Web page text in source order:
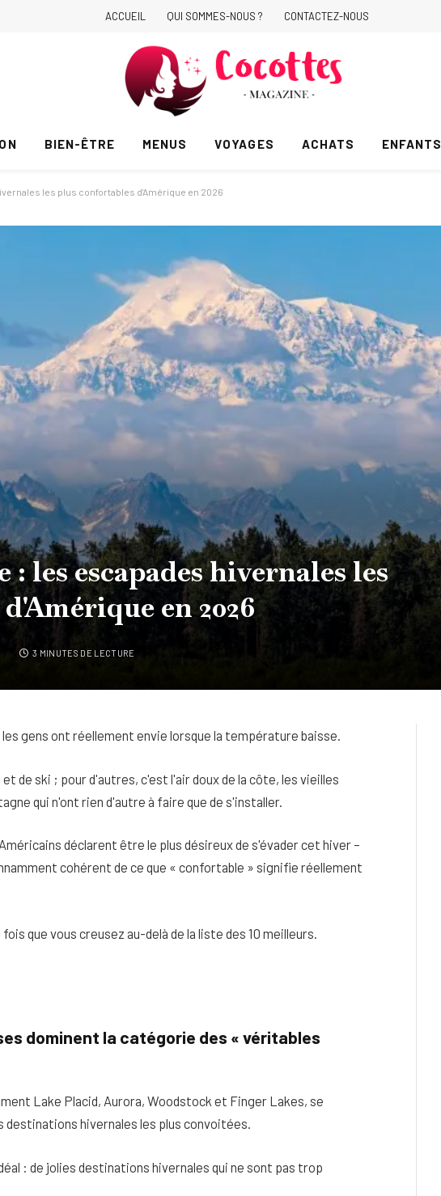
ACCUEIL QUI SOMMES-NOUS ? CONTACTEZ-NOUS
BIEN-ÊTRE MENUS VOYAGES ACHATS ENFANTS
les plus confortables d'Amérique en 2026
: les escapades hivernales les
en 2026
3 MINUTES DE LECTURE
gens ont réellement envie lorsque la température baisse.
de ski ; pour d'autres, c'est l'air doux de la côte, les vieilles
qui n'ont rien d'autre à faire que de s'installer.
déclarent être le plus désireux de s'évader cet hiver –
cohérent de ce que « confortable » signifie réellement
que vous creusez au-delà de la liste des 10 meilleurs.
dominent la catégorie des « véritables
Lake Placid, Aurora, Woodstock et Finger Lakes, se
destinations hivernales les plus convoitées.
: de jolies destinations hivernales qui ne sont pas trop
peau
4 JUIN 2026